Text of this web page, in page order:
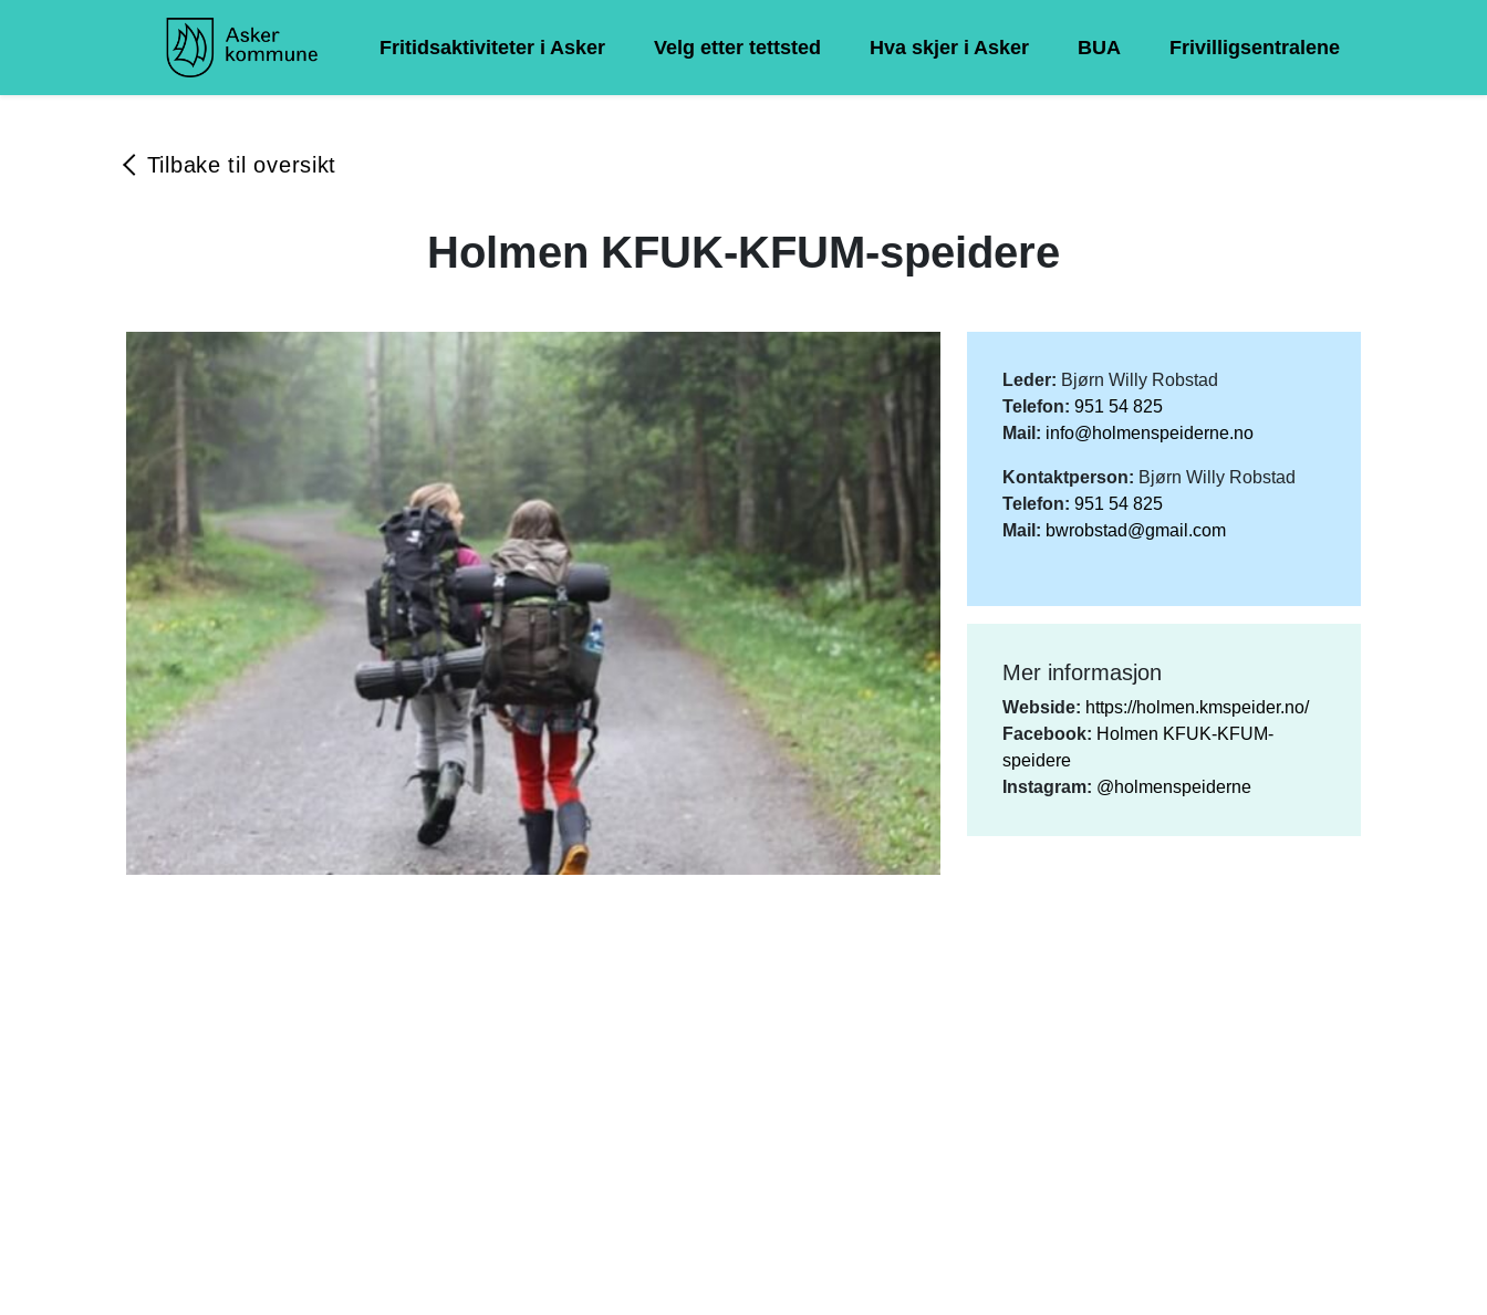
Fritidsaktiviteter i Asker Velg etter tettsted Hva skjer i Asker BUA Frivilligsentralene
Tilbake til oversikt
Holmen KFUK-KFUM-speidere
Leder: Bjørn Willy Robstad
Telefon: 951 54 825
Mail: info@holmenspeiderne.no
Kontaktperson: Bjørn Willy Robstad
Telefon: 951 54 825
Mail: bwrobstad@gmail.com
Mer informasjon
Webside: https://holmen.kmspeider.no/
Facebook: Holmen KFUK-KFUM-
speidere
Instagram: @holmenspeiderne